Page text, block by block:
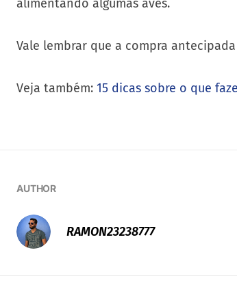
Veja também:15 dicas sobre o que
Previous article